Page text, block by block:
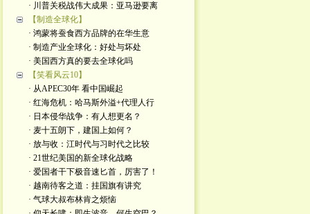
· 川普关税战伟大成果：亚马逊要离
【制造全球化】
· 鸿蒙将蚕食西方品牌的在华生意
· 制造产业全球化：好处与坏处
· 美国西方真的要去全球化吗
【笑看风云10】
· 从APEC30年 看中国崛起
· 红海危机：哈马斯外溢+代理人行
· 日本侵华战争：有人想更名？
· 麦十五朗下，建国上如何？
· 放与收：江时代与习时代之比较
· 21世纪美国的新全球化战略
· 爱国者干下极音速匕首，厉害了！
· 越南待客之道：挂国旗有讲究
· 气球大叔布林肯之烦恼